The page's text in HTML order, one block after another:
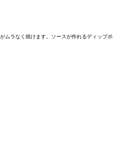
ラなく焼けます。ソースが作れるディップ